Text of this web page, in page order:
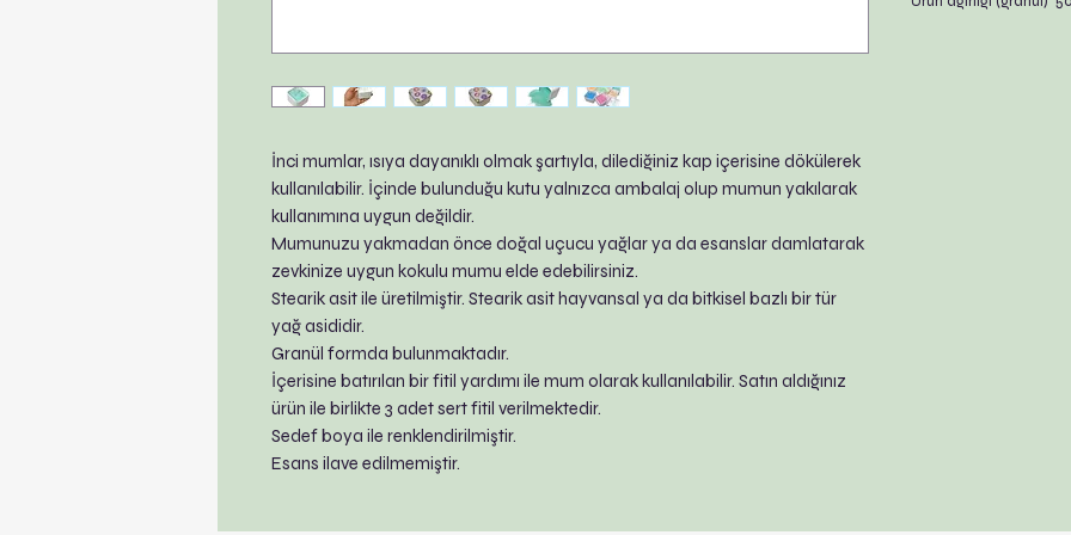
İnci mumlar, ısıya dayanıklı olmak şartıyla, dilediğiniz kap içerisine dökülerek
kullanılabilir. İçinde bulunduğu kutu yalnızca ambalaj olup mumun yakılarak
kullanımına uygun değildir.
Mumunuzu yakmadan önce doğal uçucu yağlar ya da esanslar damlatarak
zevkinize uygun kokulu mumu elde edebilirsiniz.
Stearik asit ile üretilmiştir. Stearik asit hayvansal ya da bitkisel bazlı bir tür
yağ asididir.
Granül formda bulunmaktadır.
İçerisine batırılan bir fitil yardımı ile mum olarak kullanılabilir. Satın aldığınız
ürün ile birlikte 3 adet sert fitil verilmektedir.
Sedef boya ile renklendirilmiştir.
Esans ilave edilmemiştir.